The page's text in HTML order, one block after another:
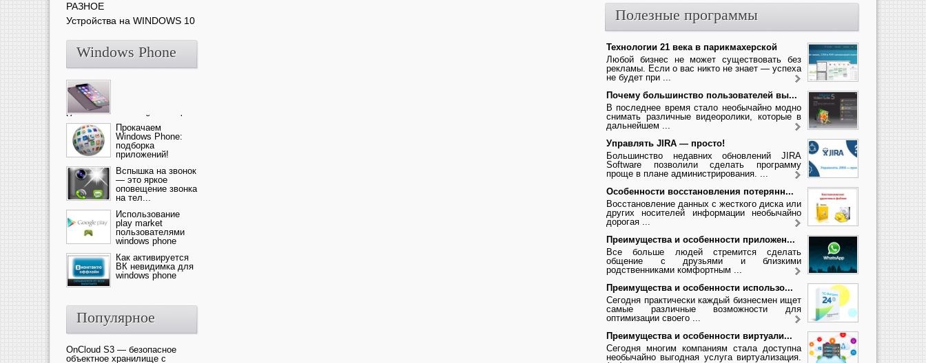
РАЗНОЕ
Устройства на WINDOWS 10
Windows Phone
Ультрасовременный смартфон
— это новика от компании Ap...
Прокачаем
Windows Phone:
подборка
приложений!
Вспышка на звонок
— это яркое
оповещение звонка
на тел...
Использование
play market
пользователями
windows phone
Как активируется
ВК невидимка для
windows phone
Популярное
OnCloud S3 — безопасное
объектное хранилище с
Полезные программы
Технологии 21 века в парикмахерской
Любой бизнес не может существовать без
рекламы. Если о вас никто не знает — успеха
не будет при ...
Почему большинство пользователей вы...
В последнее время стало необычайно модно
снимать различные видеоролики, которые в
дальнейшем ...
Управлять JIRA — просто!
Большинство недавних обновлений JIRA
Software позволили сделать программу
проще в плане администрирования. ...
Особенности восстановления потерянн...
Восстановление данных с жесткого диска или
других носителей информации необычайно
дорогая ...
Преимущества и особенности приложен...
Все больше людей стремится сделать
общение с друзьями и близкими
родственниками комфортным ...
Преимущества и особенности использо...
Сегодня практически каждый бизнесмен ищет
самые различные возможности для
оптимизации своего ...
Преимущества и особенности виртуали...
Сегодня многим компаниям стала доступна
необычайно выгодная услуга виртуализация.